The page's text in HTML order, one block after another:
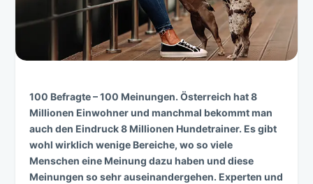
100 Befragte – 100 Meinungen. Österreich hat 8
Millionen Einwohner und manchmal bekommt man
auch den Eindruck 8 Millionen Hundetrainer. Es gibt
wohl wirklich wenige Bereiche, wo so viele
Menschen eine Meinung dazu haben und diese
Meinungen so sehr auseinandergehen. Experten und